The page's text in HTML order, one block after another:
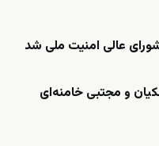
عالی امنیت ملی شد
و مجتبی خامنه‌ای